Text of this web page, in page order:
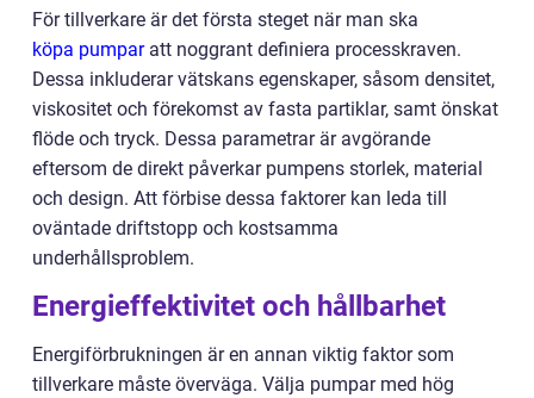
För tillverkare är det första steget när man ska
köpa pumparatt noggrant definiera processkraven.
Dessa inkluderar vätskans egenskaper, såsom densitet,
viskositet och förekomst av fasta partiklar, samt önskat
flöde och tryck. Dessa parametrar är avgörande
eftersom de direkt påverkar pumpens storlek, material
och design. Att förbise dessa faktorer kan leda till
oväntade driftstopp och kostsamma
underhållsproblem.
Energieffektivitet och hållbarhet
Energiförbrukningen är en annan viktig faktor som
tillverkare måste överväga. Välja pumpar med hög